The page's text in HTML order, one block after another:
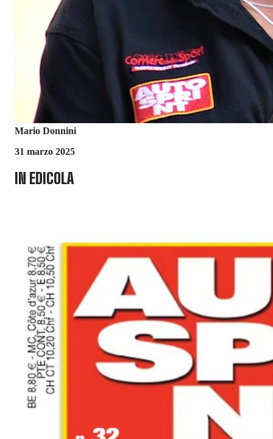
Mario Donnini
31 marzo 2025
IN EDICOLA